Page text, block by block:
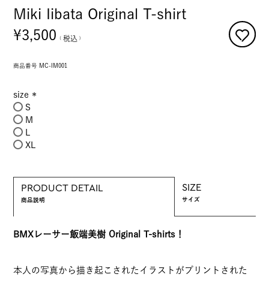
Miki Iibata Original T-shirt
¥3,500 税込
商品番号 MC-IM001
size
須)
S
M
L
XL
PRODUCT DETAIL
商品説明
SIZE
サイズ
BMXレーサー飯端美樹 Original T-shirts！
本人の写真から描き起こされたイラストがプリントされた